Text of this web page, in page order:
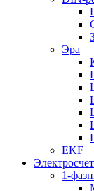
Эра
EKF
1-